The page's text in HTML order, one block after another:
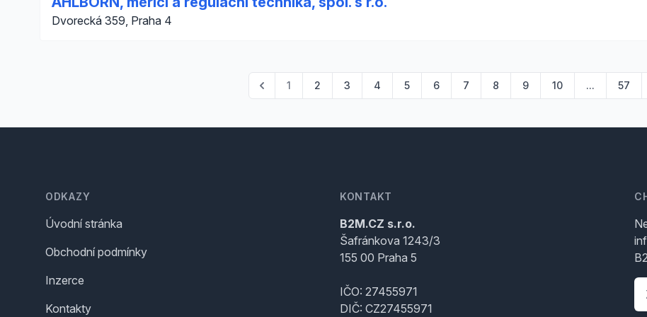
Dvorecká 359, Praha 4
1 2 3 4 5 6 7 8 9 10 ... 57
ODKAZY
Úvodní stránka
Obchodní podmínky
Inzerce
Kontakty
KONTAKT
B2M.CZ s.r.o.
Šafránkova 1243/3
155 00 Praha 5
IČO: 27455971
DIČ: CZ27455971